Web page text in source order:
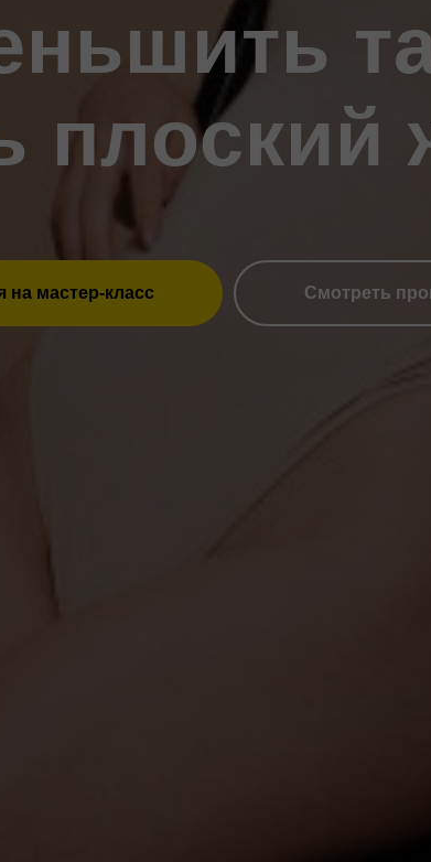
плоский
на мастер-класс Смотреть